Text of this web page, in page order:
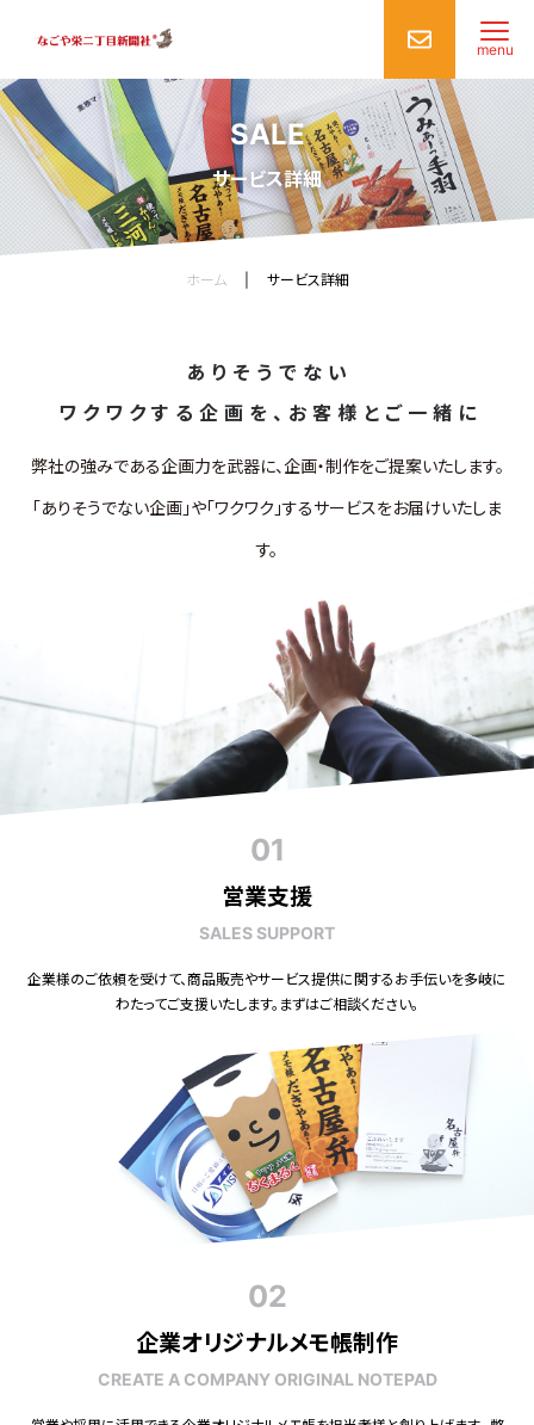
menu
SALE
サービス詳細
ホーム サービス詳細
ありそうでない
ワクワクする企画を、お客様とご一緒に
弊社の強みである企画力を武器に、企画・制作をご提案いたします。
「ありそうでない企画」や「ワクワク」するサービスをお届けいたしま
す。
01
営業支援
SALES SUPPORT
企業様のご依頼を受けて、商品販売やサービス提供に関するお手伝いを多岐に
わたってご支援いたします。まずはご相談ください。
02
企業オリジナルメモ帳制作
CREATE A COMPANY ORIGINAL NOTEPAD